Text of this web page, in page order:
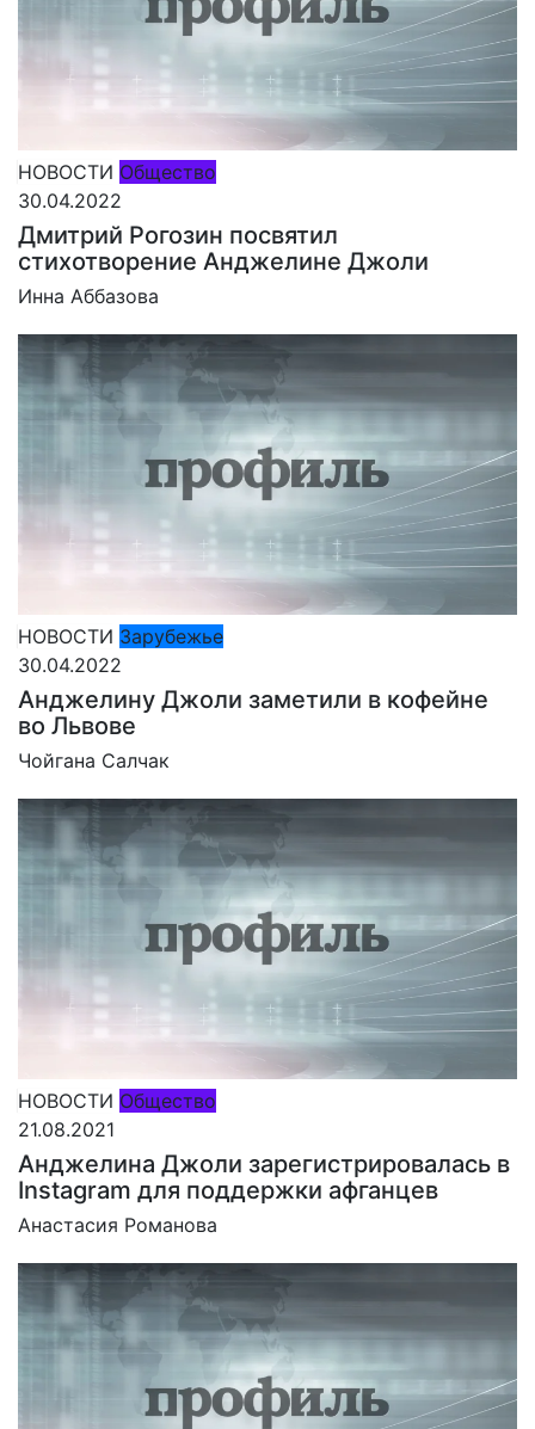
НОВОСТИ Общество
30.04.2022
Дмитрий Рогозин посвятил
стихотворение Анджелине Джоли
Инна Аббазова
НОВОСТИ Зарубежье
30.04.2022
Анджелину Джоли заметили в кофейне
во Львове
Чойгана Салчак
НОВОСТИ Общество
21.08.2021
Анджелина Джоли зарегистрировалась в
Instagram для поддержки афганцев
Анастасия Романова